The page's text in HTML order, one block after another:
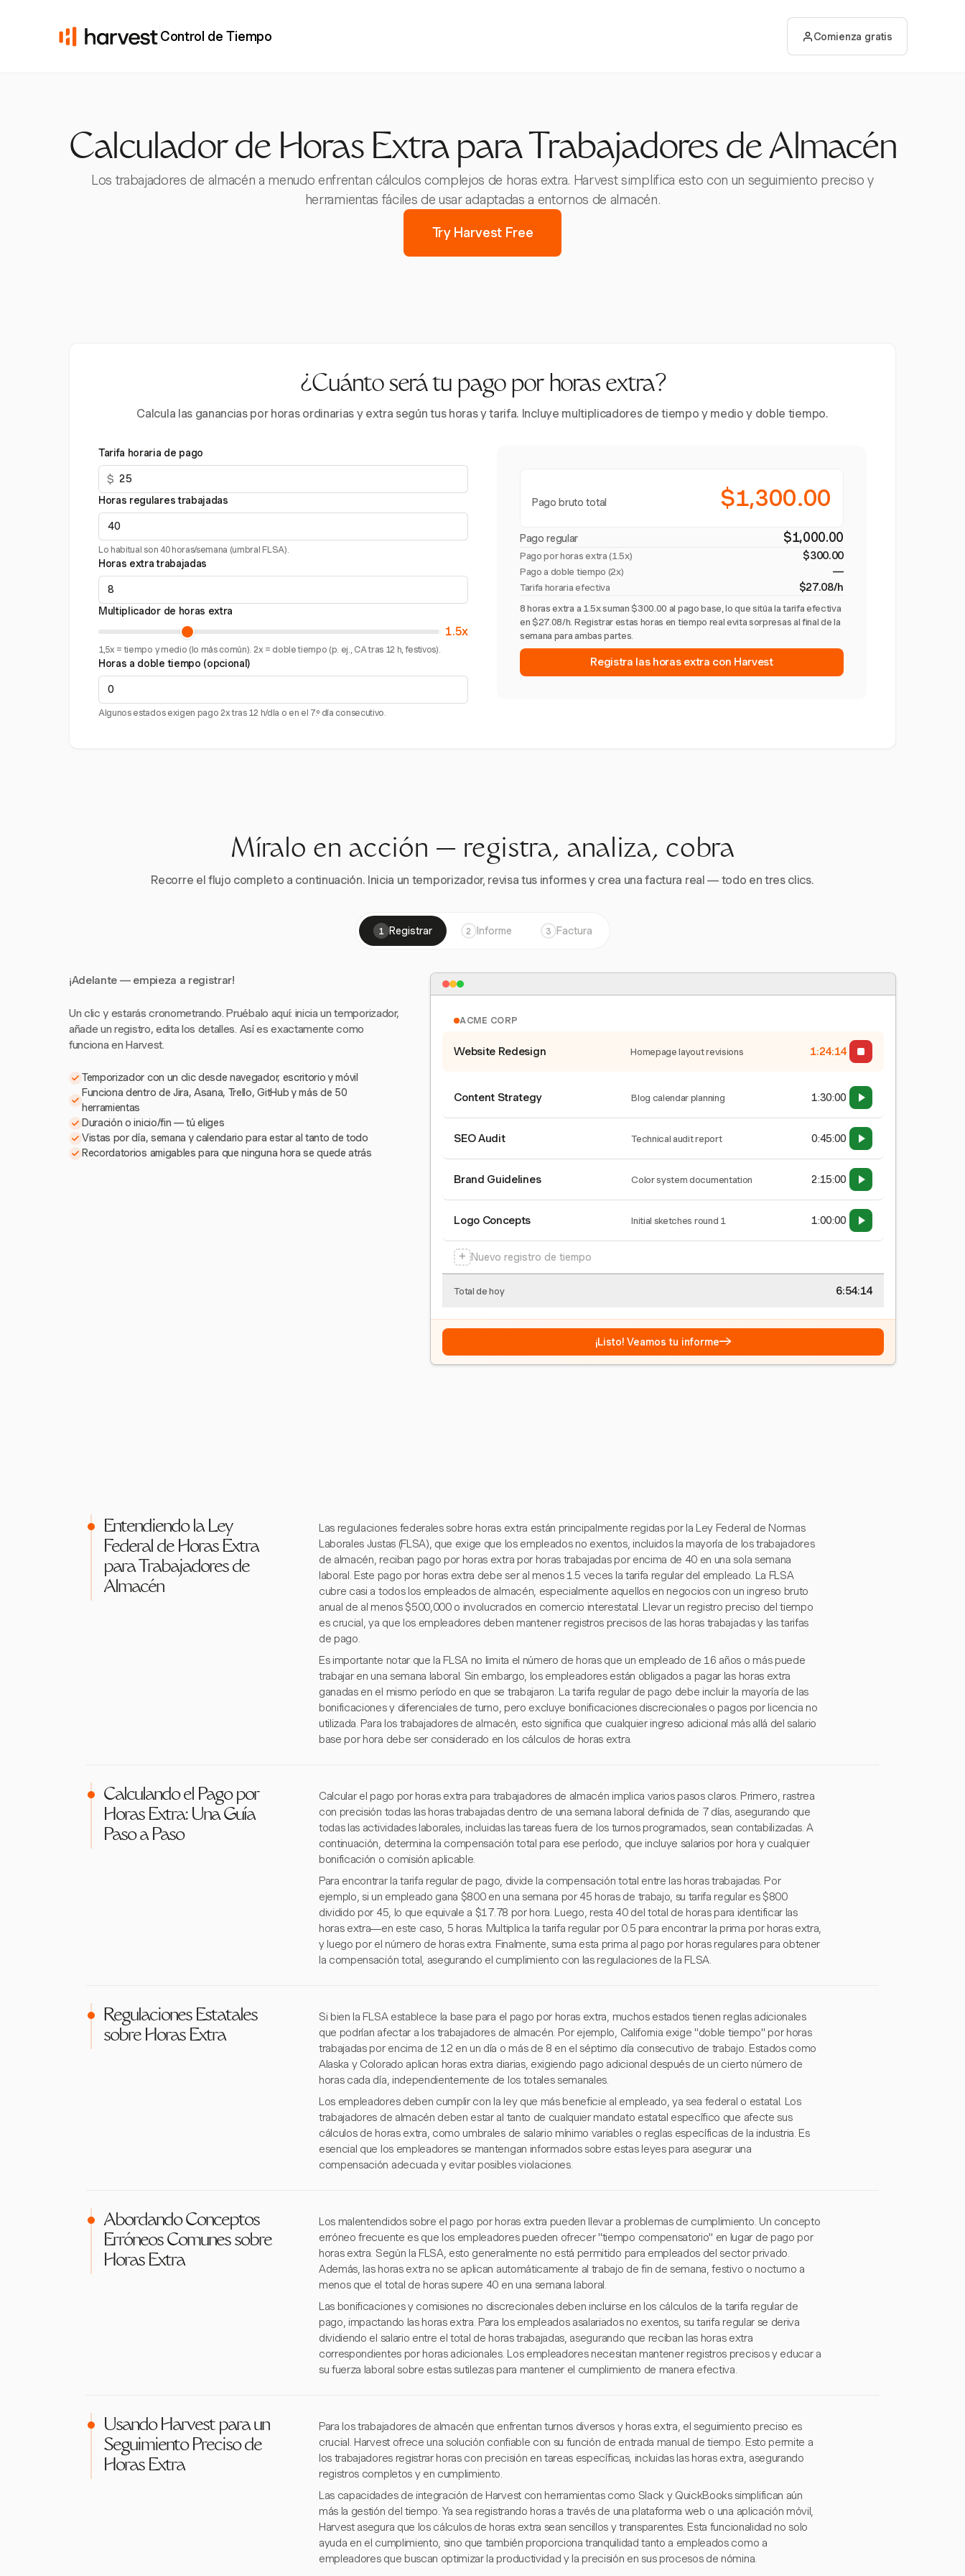
Control de Tiempo Comienza gratis
Calculador de Horas Extra para Trabajadores de Almacén
Los trabajadores de almacén a menudo enfrentan cálculos complejos de horas extra. Harvest simplifica esto con un seguimiento preciso y
herramientas fáciles de usar adaptadas a entornos de almacén.
Try Harvest Free
¿Cuánto será tu pago por horas extra?
Calcula las ganancias por horas ordinarias y extra según tus horas y tarifa. Incluye multiplicadores de tiempo y medio y doble tiempo.
Tarifa horaria de pago
$
Horas regulares trabajadas
Lo habitual son 40 horas/semana (umbral FLSA).
Horas extra trabajadas
Multiplicador de horas extra
1.5x
1,5x = tiempo y medio (lo más común). 2x = doble tiempo (p. ej., CA tras 12 h, festivos).
Horas a doble tiempo (opcional)
Algunos estados exigen pago 2x tras 12 h/día o en el 7.º día consecutivo.
Pago bruto total $1,300.00
Pago regular $1,000.00
Pago por horas extra (1.5x) $300.00
Pago a doble tiempo (2x) —
Tarifa horaria efectiva $27.08/h
8 horas extra a 1.5x suman $300.00 al pago base, lo que sitúa la tarifa efectiva
en $27.08/h. Registrar estas horas en tiempo real evita sorpresas al final de la
semana para ambas partes.
Registra las horas extra con Harvest
Míralo en acción — registra, analiza, cobra
Recorre el flujo completo a continuación. Inicia un temporizador, revisa tus informes y crea una factura real — todo en tres clics.
1 Registrar 2 Informe 3 Factura
¡Adelante — empieza a registrar!
Un clic y estarás cronometrando. Pruébalo aquí: inicia un temporizador,
añade un registro, edita los detalles. Así es exactamente como
funciona en Harvest.
Temporizador con un clic desde navegador, escritorio y móvil
Funciona dentro de Jira, Asana, Trello, GitHub y más de 50
herramientas
Duración o inicio/fin — tú eliges
Vistas por día, semana y calendario para estar al tanto de todo
Recordatorios amigables para que ninguna hora se quede atrás
ACME CORP
Website Redesign Homepage layout revisions 1:24:14
Content Strategy Blog calendar planning 1:30:00
SEO Audit Technical audit report 0:45:00
Brand Guidelines Color system documentation 2:15:00
Logo Concepts Initial sketches round 1 1:00:00
+ Nuevo registro de tiempo
Total de hoy 6:54:14
¡Listo! Veamos tu informe→
Entendiendo la Ley
Federal de Horas Extra
para Trabajadores de
Almacén
Las regulaciones federales sobre horas extra están principalmente regidas por la Ley Federal de Normas
Laborales Justas (FLSA), que exige que los empleados no exentos, incluidos la mayoría de los trabajadores
de almacén, reciban pago por horas extra por horas trabajadas por encima de 40 en una sola semana
laboral. Este pago por horas extra debe ser al menos 1.5 veces la tarifa regular del empleado. La FLSA
cubre casi a todos los empleados de almacén, especialmente aquellos en negocios con un ingreso bruto
anual de al menos $500,000 o involucrados en comercio interestatal. Llevar un registro preciso del tiempo
es crucial, ya que los empleadores deben mantener registros precisos de las horas trabajadas y las tarifas
de pago.
Es importante notar que la FLSA no limita el número de horas que un empleado de 16 años o más puede
trabajar en una semana laboral. Sin embargo, los empleadores están obligados a pagar las horas extra
ganadas en el mismo período en que se trabajaron. La tarifa regular de pago debe incluir la mayoría de las
bonificaciones y diferenciales de turno, pero excluye bonificaciones discrecionales o pagos por licencia no
utilizada. Para los trabajadores de almacén, esto significa que cualquier ingreso adicional más allá del salario
base por hora debe ser considerado en los cálculos de horas extra.
Calculando el Pago por
Horas Extra: Una Guía
Paso a Paso
Calcular el pago por horas extra para trabajadores de almacén implica varios pasos claros. Primero, rastrea
con precisión todas las horas trabajadas dentro de una semana laboral definida de 7 días, asegurando que
todas las actividades laborales, incluidas las tareas fuera de los turnos programados, sean contabilizadas. A
continuación, determina la compensación total para ese período, que incluye salarios por hora y cualquier
bonificación o comisión aplicable.
Para encontrar la tarifa regular de pago, divide la compensación total entre las horas trabajadas. Por
ejemplo, si un empleado gana $800 en una semana por 45 horas de trabajo, su tarifa regular es $800
dividido por 45, lo que equivale a $17.78 por hora. Luego, resta 40 del total de horas para identificar las
horas extra—en este caso, 5 horas. Multiplica la tarifa regular por 0.5 para encontrar la prima por horas extra,
y luego por el número de horas extra. Finalmente, suma esta prima al pago por horas regulares para obtener
la compensación total, asegurando el cumplimiento con las regulaciones de la FLSA.
Regulaciones Estatales
sobre Horas Extra
Si bien la FLSA establece la base para el pago por horas extra, muchos estados tienen reglas adicionales
que podrían afectar a los trabajadores de almacén. Por ejemplo, California exige "doble tiempo" por horas
trabajadas por encima de 12 en un día o más de 8 en el séptimo día consecutivo de trabajo. Estados como
Alaska y Colorado aplican horas extra diarias, exigiendo pago adicional después de un cierto número de
horas cada día, independientemente de los totales semanales.
Los empleadores deben cumplir con la ley que más beneficie al empleado, ya sea federal o estatal. Los
trabajadores de almacén deben estar al tanto de cualquier mandato estatal específico que afecte sus
cálculos de horas extra, como umbrales de salario mínimo variables o reglas específicas de la industria. Es
esencial que los empleadores se mantengan informados sobre estas leyes para asegurar una
compensación adecuada y evitar posibles violaciones.
Abordando Conceptos
Erróneos Comunes sobre
Horas Extra
Los malentendidos sobre el pago por horas extra pueden llevar a problemas de cumplimiento. Un concepto
erróneo frecuente es que los empleadores pueden ofrecer "tiempo compensatorio" en lugar de pago por
horas extra. Según la FLSA, esto generalmente no está permitido para empleados del sector privado.
Además, las horas extra no se aplican automáticamente al trabajo de fin de semana, festivo o nocturno a
menos que el total de horas supere 40 en una semana laboral.
Las bonificaciones y comisiones no discrecionales deben incluirse en los cálculos de la tarifa regular de
pago, impactando las horas extra. Para los empleados asalariados no exentos, su tarifa regular se deriva
dividiendo el salario entre el total de horas trabajadas, asegurando que reciban las horas extra
correspondientes por horas adicionales. Los empleadores necesitan mantener registros precisos y educar a
su fuerza laboral sobre estas sutilezas para mantener el cumplimiento de manera efectiva.
Usando Harvest para un
Seguimiento Preciso de
Horas Extra
Para los trabajadores de almacén que enfrentan turnos diversos y horas extra, el seguimiento preciso es
crucial. Harvest ofrece una solución confiable con su función de entrada manual de tiempo. Esto permite a
los trabajadores registrar horas con precisión en tareas específicas, incluidas las horas extra, asegurando
registros completos y en cumplimiento.
Las capacidades de integración de Harvest con herramientas como Slack y QuickBooks simplifican aún
más la gestión del tiempo. Ya sea registrando horas a través de una plataforma web o una aplicación móvil,
Harvest asegura que los cálculos de horas extra sean sencillos y transparentes. Esta funcionalidad no solo
ayuda en el cumplimiento, sino que también proporciona tranquilidad tanto a empleados como a
empleadores que buscan optimizar la productividad y la precisión en sus procesos de nómina.